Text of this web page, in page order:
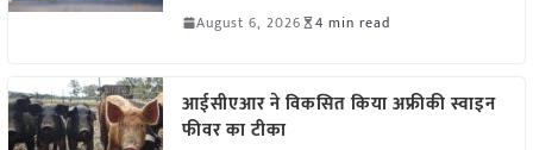
August 6, 2026 4 min read
आईसीएआर ने विकसित किया अफ्रीकी स्वाइन
फीवर का टीका